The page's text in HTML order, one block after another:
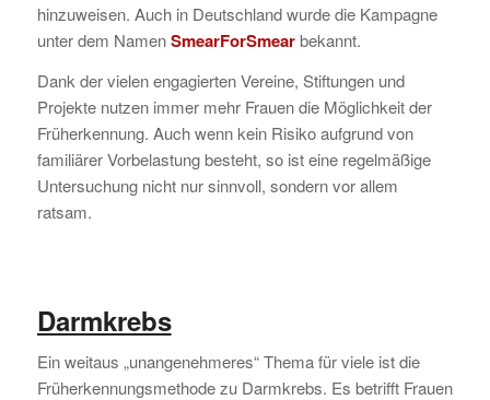
hinzuweisen. Auch in Deutschland wurde die Kampagne
unter dem NamenSmearForSmearbekannt.
Dank der vielen engagierten Vereine, Stiftungen und
Projekte nutzen immer mehr Frauen die Möglichkeit der
Früherkennung. Auch wenn kein Risiko aufgrund von
familiärer Vorbelastung besteht, so ist eine regelmäßige
Untersuchung nicht nur sinnvoll, sondern vor allem
ratsam.
Darmkrebs
Ein weitaus „unangenehmeres“ Thema für viele ist die
Früherkennungsmethode zu Darmkrebs. Es betrifft Frauen